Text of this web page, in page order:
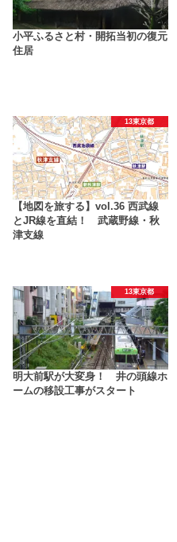
小平ふるさと村・開拓当初の復元
住居
13東京都
【地図を旅する】vol.36 西武線
とJR線を直結！ 武蔵野線・秋
津支線
13東京都
明大前駅が大変身！ 井の頭線ホ
ームの移設工事がスタート